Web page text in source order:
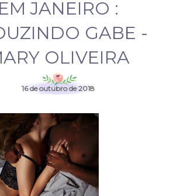
EM JANEIRO :
GABE -
OLIVEIRA
16 de outubro de 2018